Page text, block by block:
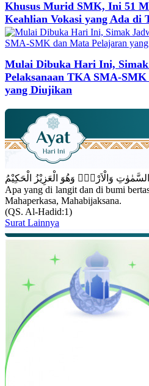
Khusus Murid SMK, Ini 51
Keahlian Vokasi yang Ada di
Mulai Dibuka Hari Ini, Simak
Pelaksanaan TKA SMA-
yang Diujikan
وَالْاَرْضِۚ وَهُوَ الْعَزِيْزُ الْحَكِيْمُ
Apa yang di langit dan di bumi
Mahaperkasa, Mahabijaksana.
(QS. Al-Hadid:1)
Surat Lainnya